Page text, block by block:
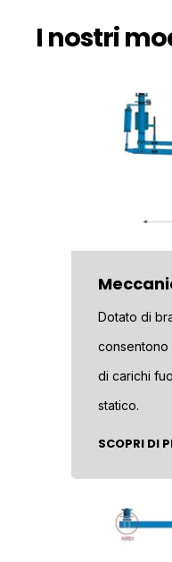
I nostri
Dotato di
consentono
di carichi
statico.
SCOPRI DI